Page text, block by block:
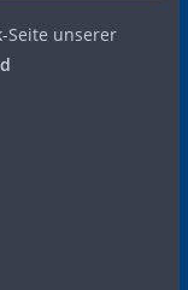
Seite unserer